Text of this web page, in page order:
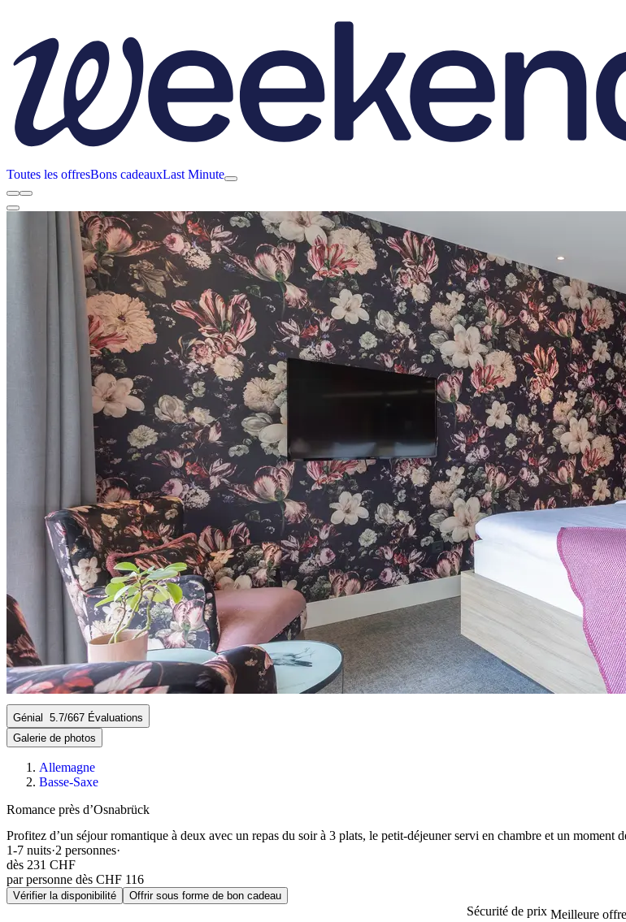
Toutes les offresBons cadeauxLast Minute
Génial 5.7/667 Évaluations
Galerie de photos
Allemagne
Basse-Saxe
Romance près d’Osnabrück
Profitez d’un séjour romantique à deux avec un repas du soir à 3 plats, le petit-déjeuner servi en chambre et un moment
1-7 nuits·2 personnes·
dès 231 CHF
par personne dès CHF 116
Vérifier la disponibilité Offrir sous forme de bon cadeau
Sécurité de prix Meilleure offre